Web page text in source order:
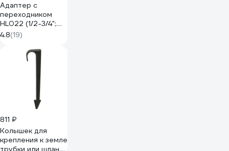
Адаптер с
переходником
HL022 (1/2-3/4";
внутренняя
резьба; в пакете)
Park 002714
4.8(19)
811 ₽
Колышек для
крепления к земле
трубки или шланга